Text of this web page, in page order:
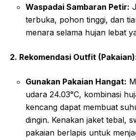
Waspadai Sambaran Petir:
terbuka, pohon tinggi, dan
menara selama hujan lebat
2. Rekomendasi Outfit
Gunakan Pakaian Hangat:
udara 24.03°C, kombinasi
kencang dapat membuat
dingin. Kenakan jaket tebal,
pakaian berlapis untuk